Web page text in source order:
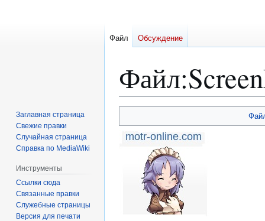
Файл:
к
навигации
к
поиску
Файл Обсуждение
Заглавная страница
Свежие правки
Случайная страница
Справка по MediaWiki
Инструменты
Ссылки сюда
Связанные правки
Служебные страницы
Версия для печати